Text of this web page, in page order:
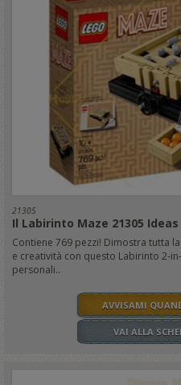
21305
Il Labirinto Maze 21305 Ideas
Contiene 769 pezzi! Dimostra tutta
e creatività con questo Labirinto 2-
personali..
AVVISAMI
VAI ALLA